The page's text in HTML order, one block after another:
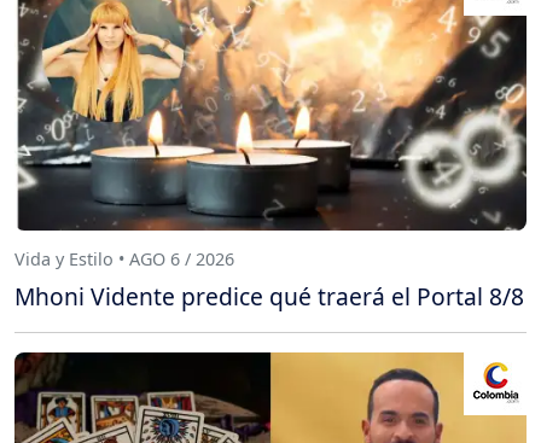
Vida y Estilo • AGO 6 / 2026
Mhoni Vidente predice qué traerá el Portal 8/8